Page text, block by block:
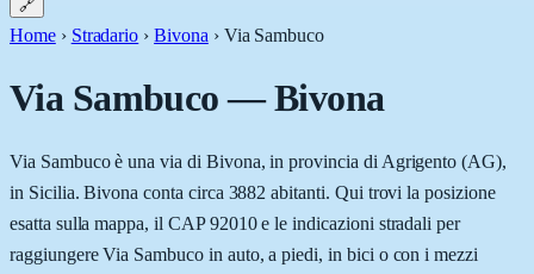
🔗
Home › Stradario › Bivona › Via Sambuco
Via Sambuco—Bivona
Via Sambuco è una via di Bivona, in provincia di Agrigento (AG),
in Sicilia. Bivona conta circa 3882 abitanti. Qui trovi la posizione
esatta sulla mappa, il CAP 92010 e le indicazioni stradali per
raggiungere Via Sambuco in auto, a piedi, in bici o con i mezzi